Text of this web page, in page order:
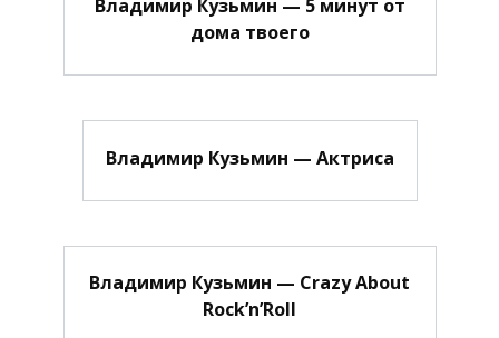
Владимир Кузьмин — 5 минут от
дома твоего
Владимир Кузьмин — Актриса
Владимир Кузьмин — Crazy About
Rock’n’Roll